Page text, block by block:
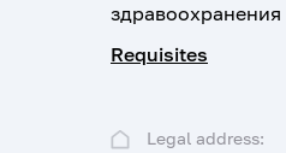
Requisites
Legal address: